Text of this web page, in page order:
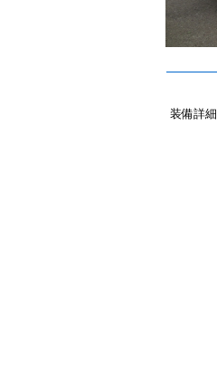
装備詳細